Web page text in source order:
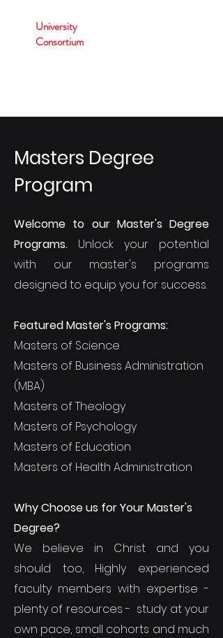
University
Consortium
Masters Degree
Program
Welcome to our Master's Degree
Programs. Unlock your potential
with our master's programs
designed to equip you for success.
Featured Master's Programs:
Masters of Science
Masters of Business Administration
(MBA)
Masters of Theology
Masters of Psychology
Masters of Education
Masters of Health Administration
Why Choose us for Your Master's
Degree?
We believe in Christ and you
should too, Highly experienced
faculty members with expertise -
plenty of resources - study at your
own pace, small cohorts and much